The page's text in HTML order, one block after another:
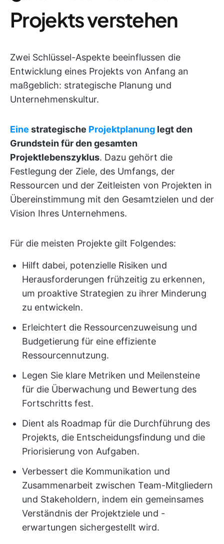
Projekts verstehen
Zwei Schlüssel-Aspekte beeinflussen die
Entwicklung eines Projekts von Anfang an
maßgeblich: strategische Planung und
Unternehmenskultur.
Eine strategische Projektplanung legt den
Grundstein für den gesamten
Projektlebenszyklus. Dazu gehört die
Festlegung der Ziele, des Umfangs, der
Ressourcen und der Zeitleisten von Projekten in
Übereinstimmung mit den Gesamtzielen und der
Vision Ihres Unternehmens.
Für die meisten Projekte gilt Folgendes:
Hilft dabei, potenzielle Risiken und
Herausforderungen frühzeitig zu erkennen,
um proaktive Strategien zu ihrer Minderung
zu entwickeln.
Erleichtert die Ressourcenzuweisung und
Budgetierung für eine effiziente
Ressourcennutzung.
Legen Sie klare Metriken und Meilensteine
für die Überwachung und Bewertung des
Fortschritts fest.
Dient als Roadmap für die Durchführung des
Projekts, die Entscheidungsfindung und die
Priorisierung von Aufgaben.
Verbessert die Kommunikation und
Zusammenarbeit zwischen Team-Mitgliedern
und Stakeholdern, indem ein gemeinsames
Verständnis der Projektziele und -
erwartungen sichergestellt wird.